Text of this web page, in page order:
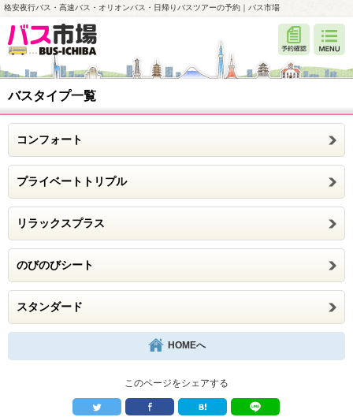
格安夜行バス・高速バス・オリオンバス・日帰りバスツアーの予約｜バス市場
バスタイプ一覧
コンフォート
プライベートトリプル
リラックスプラス
のびのびシート
スタンダード
HOMEへ
このページをシェアする